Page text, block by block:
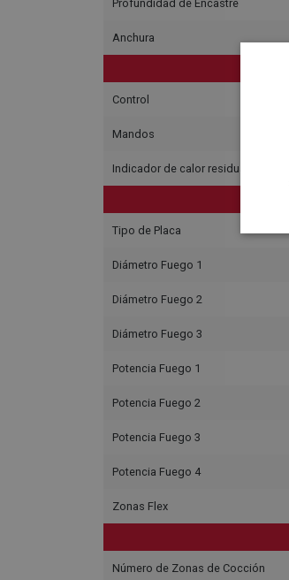
Profundidad de Encastre
Anchura
Control
Mandos
Indicador de calor residual
Tipo de Placa
Diámetro Fuego 1
Diámetro Fuego 2
Diámetro Fuego 3
Potencia Fuego 1
Potencia Fuego 2
Potencia Fuego 3
Potencia Fuego 4
Zonas Flex
Número de Zonas de Cocción